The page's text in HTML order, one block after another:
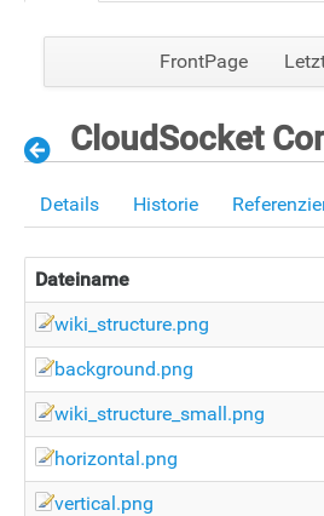
FrontPage
CloudSocket
Details Historie
Dateiname
wiki_structure.png
background.png
wiki_structure_small.png
horizontal.png
vertical.png